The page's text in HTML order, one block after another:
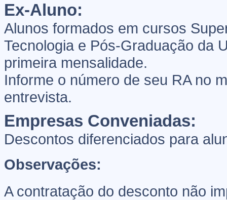
Ex-Aluno:
Alunos formados em cursos
Tecnologia e Pós-Graduação da
primeira mensalidade.
Informe o número de seu RA no
entrevista.
Empresas Conveniadas:
Descontos diferenciados para
Observações:
A contratação do desconto não